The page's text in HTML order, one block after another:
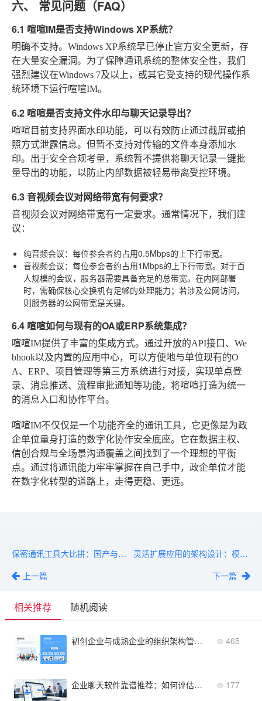
六、 常见问题（FAQ）
6.1 喧喧IM是否支持Windows XP系统？
明确不支持。Windows XP系统早已停止官方安全更新，存
在大量安全漏洞。为了保障通讯系统的整体安全性，我们
强烈建议在Windows 7及以上，或其它受支持的现代操作系
统环境下运行喧喧IM。
6.2 喧喧是否支持文件水印与聊天记录导出？
喧喧目前支持界面水印功能，可以有效防止通过截屏或拍
照方式泄露信息。但暂不支持对传输的文件本身添加水
印。出于安全合规考量，系统暂不提供将聊天记录一键批
量导出的功能，以防止内部数据被轻易带离受控环境。
6.3 音视频会议对网络带宽有何要求？
音视频会议对网络带宽有一定要求。通常情况下，我们建
议：
纯音频会议：每位参会者约占用0.5Mbps的上下行带宽。
音视频会议：每位参会者约占用1Mbps的上下行带宽。对于百
人规模的会议，服务器需要具备充足的总带宽。在内网部署
时，需确保核心交换机有足够的处理能力；若涉及公网访问，
则服务器的公网带宽是关键。
6.4 喧喧如何与现有的OA或ERP系统集成？
喧喧IM提供了丰富的集成方式。通过开放的API接口、We
bhook以及内置的应用中心，可以方便地与单位现有的O
A、ERP、项目管理等第三方系统进行对接，实现单点登
录、消息推送、流程审批通知等功能，将喧喧打造为统一
的消息入口和协作平台。
喧喧IM不仅仅是一个功能齐全的通讯工具，它更像是为政
企单位量身打造的数字化协作安全底座。它在数据主权、
信创合规与全场景沟通覆盖之间找到了一个理想的平衡
点。通过将通讯能力牢牢掌握在自己手中，政企单位才能
在数字化转型的道路上，走得更稳、更远。
保密通讯工具大比拼：国产与国际方案功能与价格全对比
上一篇
灵活扩展应用的架构设计：模块化拆解与集成方案
下一篇
相关推荐 随机阅读
初创企业与成熟企业的组织架构管理差异与方法 465
企业聊天软件靠谱推荐：如何评估工具的稳定性与服务 177